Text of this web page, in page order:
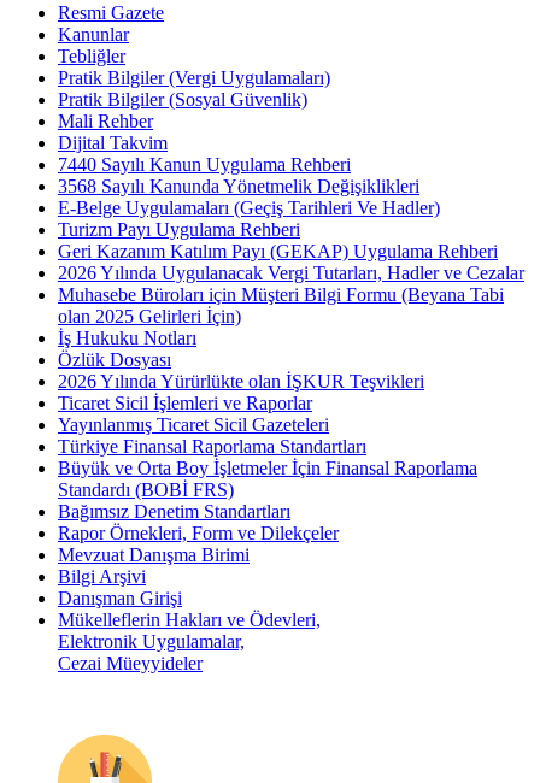
Resmi Gazete
Kanunlar
Tebliğler
Pratik Bilgiler (Vergi Uygulamaları)
Pratik Bilgiler (Sosyal Güvenlik)
Mali Rehber
Dijital Takvim
7440 Sayılı Kanun Uygulama Rehberi
3568 Sayılı Kanunda Yönetmelik Değişiklikleri
E-Belge Uygulamaları (Geçiş Tarihleri Ve Hadler)
Turizm Payı Uygulama Rehberi
Geri Kazanım Katılım Payı (GEKAP) Uygulama Rehberi
2026 Yılında Uygulanacak Vergi Tutarları, Hadler ve Cezalar
Muhasebe Büroları için Müşteri Bilgi Formu (Beyana Tabi
olan 2025 Gelirleri İçin)
İş Hukuku Notları
Özlük Dosyası
2026 Yılında Yürürlükte olan İŞKUR Teşvikleri
Ticaret Sicil İşlemleri ve Raporlar
Yayınlanmış Ticaret Sicil Gazeteleri
Türkiye Finansal Raporlama Standartları
Büyük ve Orta Boy İşletmeler İçin Finansal Raporlama
Standardı (BOBİ FRS)
Bağımsız Denetim Standartları
Rapor Örnekleri, Form ve Dilekçeler
Mevzuat Danışma Birimi
Bilgi Arşivi
Danışman Girişi
Mükelleflerin Hakları ve Ödevleri,
Elektronik Uygulamalar,
Cezai Müeyyideler